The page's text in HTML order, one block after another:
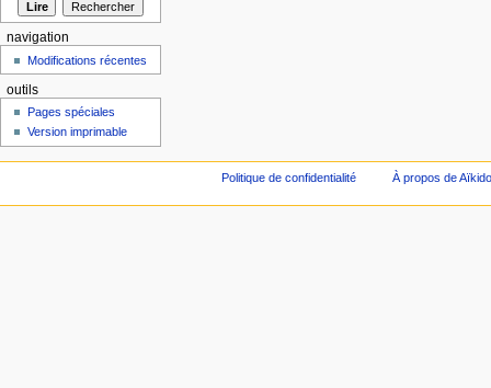
navigation
Modifications récentes
outils
Pages spéciales
Version imprimable
Politique de confidentialité À propos de